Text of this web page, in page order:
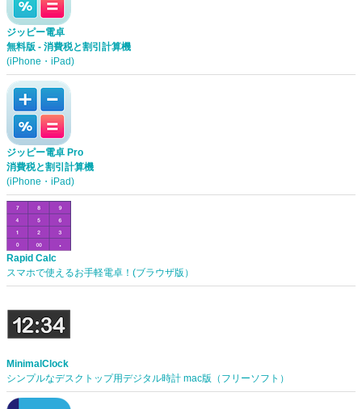
ジッピー電卓
無料版 - 消費税と割引計算機
(iPhone・iPad)
ジッピー電卓 Pro
消費税と割引計算機
(iPhone・iPad)
Rapid Calc
スマホで使えるお手軽電卓！(ブラウザ版）
MinimalClock
シンプルなデスクトップ用デジタル時計 mac版（フリーソフト）